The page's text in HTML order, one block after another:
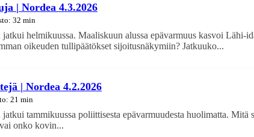
| Nordea 4.3.2026
32 min
jatkui helmikuussa. Maaliskuun alussa epävarmuus kasvoi
oikeuden tullipäätökset sijoitusnäkymiin? Jatkuuko...
| Nordea 4.2.2026
21 min
jatkui tammikuussa poliittisesta epävarmuudesta huolimatta.
onko kovin...